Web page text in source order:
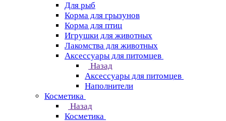
Для рыб
Корма для грызунов
Корма для птиц
Игрушки для животных
Лакомства для животных
Аксессуары для питомцев
Назад
Аксессуары для питомцев
Наполнители
Косметика
Назад
Косметика